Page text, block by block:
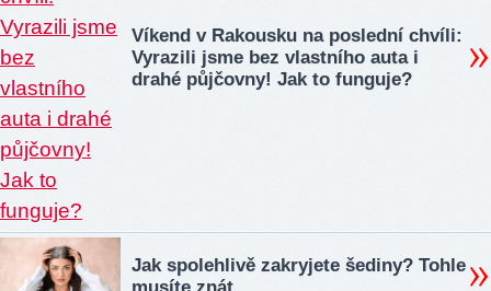
Víkend v Rakousku na poslední chvíli:
Vyrazili jsme bez vlastního auta i
drahé půjčovny! Jak to funguje?
Jak spolehlivě zakryjete šediny? Tohle